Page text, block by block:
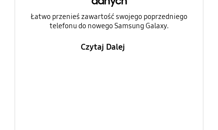
Łatwo przenieś zawartość swojego poprzedniego
telefonu do nowego Samsung Galaxy.
Czytaj Dalej